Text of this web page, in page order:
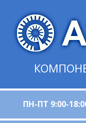
ПН-ПТ 9:00-